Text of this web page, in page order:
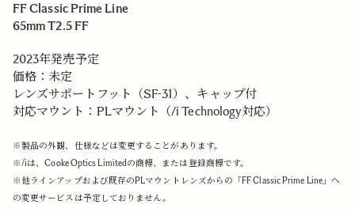
FF Classic Prime Line
65mm T2.5 FF
2023年発売予定
価格：未定
レンズサポートフット（SF-31）、キャップ付
対応マウント：PLマウント（/i Technology対応）
※製品の外観、仕様などは変更することがあります。
※/iは、Cooke Optics Limitedの商標、または登録商標です。
※他ラインアップおよび既存のPLマウントレンズからの「FF Classic Prime Line」へ
の変更サービスは予定しておりません。